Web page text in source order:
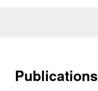
Publications